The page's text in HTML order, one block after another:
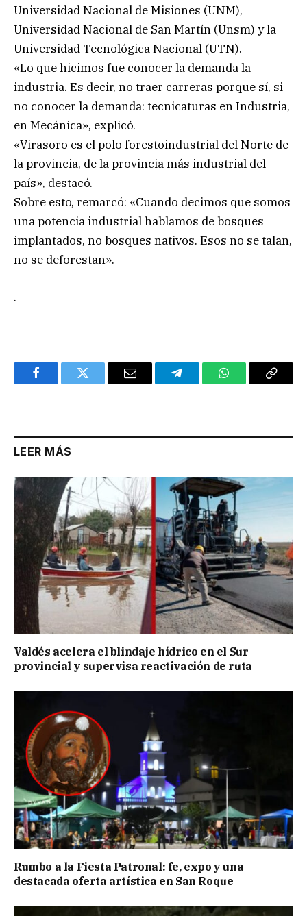
Universidad Nacional de Misiones (UNM),
Universidad Nacional de San Martín (Unsm) y la
Universidad Tecnológica Nacional (UTN).
«Lo que hicimos fue conocer la demanda la
industria. Es decir, no traer carreras porque sí, si
no conocer la demanda: tecnicaturas en Industria,
en Mecánica», explicó.
«Virasoro es el polo forestoindustrial del Norte de
la provincia, de la provincia más industrial del
país», destacó.
Sobre esto, remarcó: «Cuando decimos que somos
una potencia industrial hablamos de bosques
implantados, no bosques nativos. Esos no se talan,
no se deforestan».
.
FacebookTwitter Email TelegramWhatsAppCopy
LEER MÁS
Valdés acelera el blindaje hídrico en el Sur
provincial y supervisa reactivación de ruta
Rumbo a la Fiesta Patronal: fe, expo y una
destacada oferta artística en San Roque